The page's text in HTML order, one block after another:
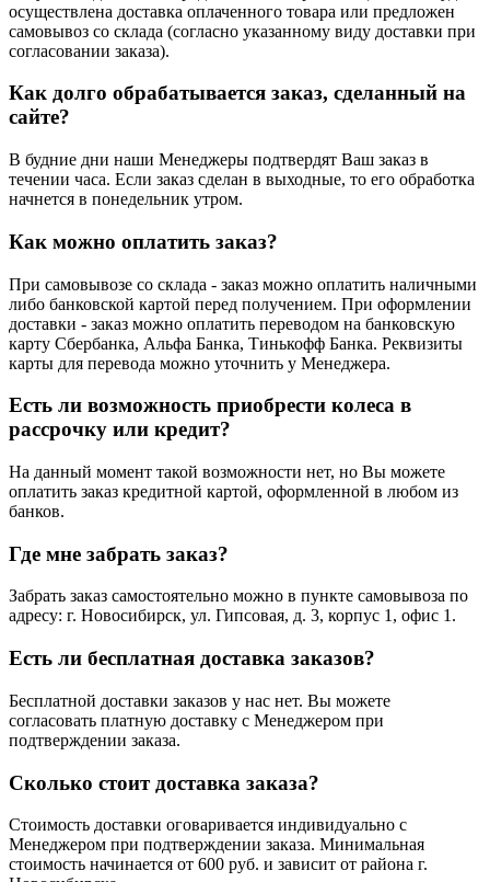
осуществлена доставка оплаченного товара или предложен
самовывоз со склада (согласно указанному виду доставки при
согласовании заказа).
Как долго обрабатывается заказ, сделанный на
сайте?
В будние дни наши Менеджеры подтвердят Ваш заказ в
течении часа. Если заказ сделан в выходные, то его обработка
начнется в понедельник утром.
Как можно оплатить заказ?
При самовывозе со склада - заказ можно оплатить наличными
либо банковской картой перед получением. При оформлении
доставки - заказ можно оплатить переводом на банковскую
карту Сбербанка, Альфа Банка, Тинькофф Банка. Реквизиты
карты для перевода можно уточнить у Менеджера.
Есть ли возможность приобрести колеса в
рассрочку или кредит?
На данный момент такой возможности нет, но Вы можете
оплатить заказ кредитной картой, оформленной в любом из
банков.
Где мне забрать заказ?
Забрать заказ самостоятельно можно в пункте самовывоза по
адресу: г. Новосибирск, ул. Гипсовая, д. 3, корпус 1, офис 1.
Есть ли бесплатная доставка заказов?
Бесплатной доставки заказов у нас нет. Вы можете
согласовать платную доставку с Менеджером при
подтверждении заказа.
Сколько стоит доставка заказа?
Стоимость доставки оговаривается индивидуально с
Менеджером при подтверждении заказа. Минимальная
стоимость начинается от 600 руб. и зависит от района г.